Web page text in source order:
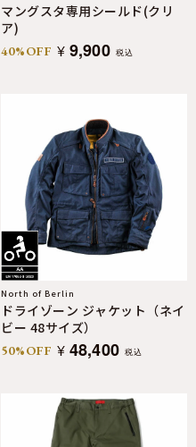
マングスタ専用シールド(クリ
ア)
40%OFF ¥ 9,900 税込
North of Berlin
ドライゾーン ジャケット（ネイ
ビー 48サイズ）
50%OFF ¥ 48,400 税込